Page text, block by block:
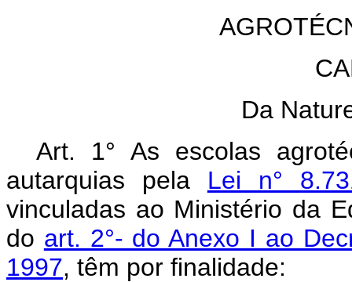
Da
Art. 1° As escolas
autarquias pela Lei n°
vinculadas ao Ministério da
do art. 2°- do Anexo I ao
1997, têm por finalidade: